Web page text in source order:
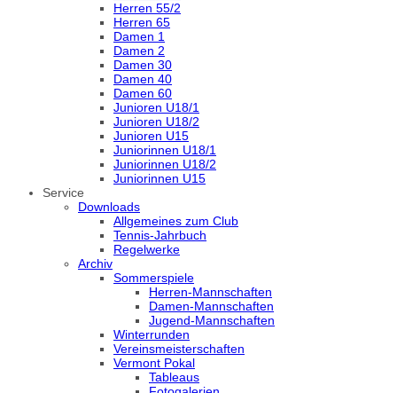
Herren 55/2
Herren 65
Damen 1
Damen 2
Damen 30
Damen 40
Damen 60
Junioren U18/1
Junioren U18/2
Junioren U15
Juniorinnen U18/1
Juniorinnen U18/2
Juniorinnen U15
Service
Downloads
Allgemeines zum Club
Tennis-Jahrbuch
Regelwerke
Archiv
Sommerspiele
Herren-Mannschaften
Damen-Mannschaften
Jugend-Mannschaften
Winterrunden
Vereinsmeisterschaften
Vermont Pokal
Tableaus